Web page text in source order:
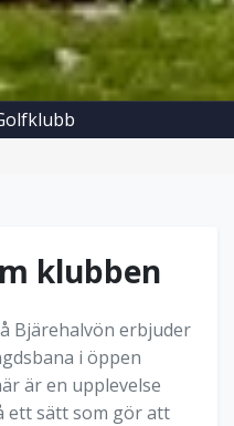
klubben
Bjärehalvön erbjuder
i öppen
är en upplevelse
ett sätt som gör att